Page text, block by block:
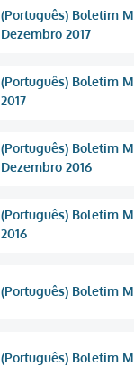
(Português) Boletim
Dezembro 2017
(Português) Boletim
2017
(Português) Boletim
Dezembro 2016
(Português) Boletim
2016
(Português) Boletim
(Português) Boletim